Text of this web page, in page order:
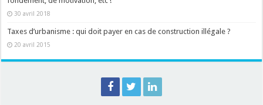
30 avril 2018
Taxes d’urbanisme : qui doit payer en cas de construction illégale ?
20 avril 2015